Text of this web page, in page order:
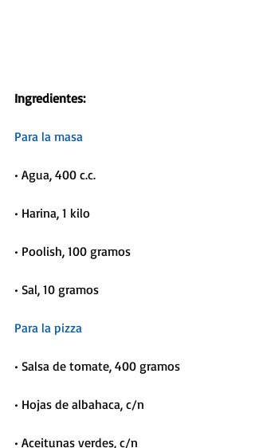
Ingredientes:
Para la masa
• Agua, 400 c.c.
• Harina, 1 kilo
• Poolish, 100 gramos
• Sal, 10 gramos
Para la pizza
• Salsa de tomate, 400 gramos
• Hojas de albahaca, c/n
• Aceitunas verdes, c/n